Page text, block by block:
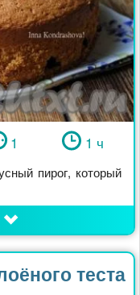
1 1 ч
пирог, который
теста